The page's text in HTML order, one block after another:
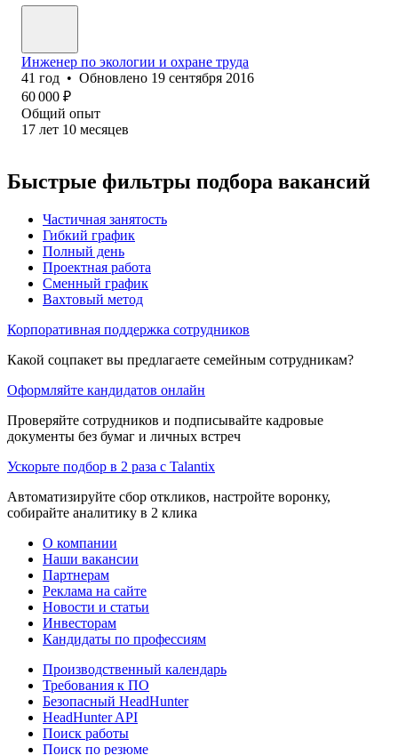
Инженер по экологии и охране труда
41 год • Обновлено 19 сентября 2016
60 000 ₽
Общий опыт
17 лет 10 месяцев
Быстрые фильтры подбора вакансий
Частичная занятость
Гибкий график
Полный день
Проектная работа
Сменный график
Вахтовый метод
Корпоративная поддержка сотрудников
Какой соцпакет вы предлагаете семейным сотрудникам?
Оформляйте кандидатов онлайн
Проверяйте сотрудников и подписывайте кадровые
документы без бумаг и личных встреч
Ускорьте подбор в 2 раза с Talantix
Автоматизируйте сбор откликов, настройте воронку,
собирайте аналитику в 2 клика
О компании
Наши вакансии
Партнерам
Реклама на сайте
Новости и статьи
Инвесторам
Кандидаты по профессиям
Производственный календарь
Требования к ПО
Безопасный HeadHunter
HeadHunter API
Поиск работы
Поиск по резюме